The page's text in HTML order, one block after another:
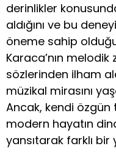
derinlikler
aldığını ve bu
öneme sahip
Karaca’nın
sözlerinden ilham
müzikal mirasını
Ancak, kendi özgün
modern hayatın
yansıtarak farklı bir